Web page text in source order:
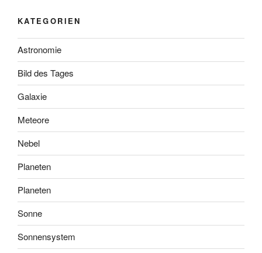
KATEGORIEN
Astronomie
Bild des Tages
Galaxie
Meteore
Nebel
Planeten
Planeten
Sonne
Sonnensystem